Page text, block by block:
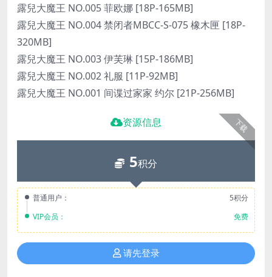
露兒大魔王 NO.005 菲欧娜 [18P-165MB]
露兒大魔王 NO.004 禁闭者MBCC-S-075 橡木匣 [18P-
320MB]
露兒大魔王 NO.003 伊芙琳 [15P-186MB]
露兒大魔王 NO.002 礼服 [11P-92MB]
露兒大魔王 NO.001 间谍过家家 约尔 [21P-256MB]
下载
资源信息
5积分
普通用户：
5积分
VIP会员：
免费
请先登录